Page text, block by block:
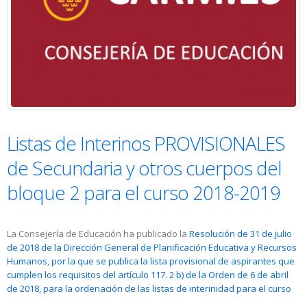
Listas de Interinos PROVISIONALES
de Secundaria y otros cuerpos del
bloque 2 para el curso 2018-2019
La Consejería de Educación ha publicado la Resolución de 31 de julio
de 2018 de la Dirección General de Planificación Educativa y Recursos
Humanos, por la que se publica la lista provisional de aspirantes que
cumplen los requisitos del artículo 117. 2 b) de la Orden de 6 de abril
de 2018, para la ordenación de las listas de interinidad para el curso